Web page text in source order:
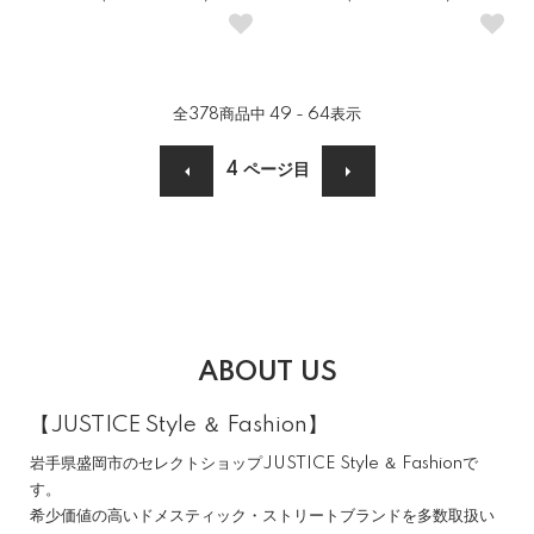
全378商品中 49 - 64表示
4 ページ目
ABOUT US
【JUSTICE Style ＆ Fashion】
岩手県盛岡市のセレクトショップJUSTICE Style ＆ Fashionで
す。
希少価値の高いドメスティック・ストリートブランドを多数取扱い